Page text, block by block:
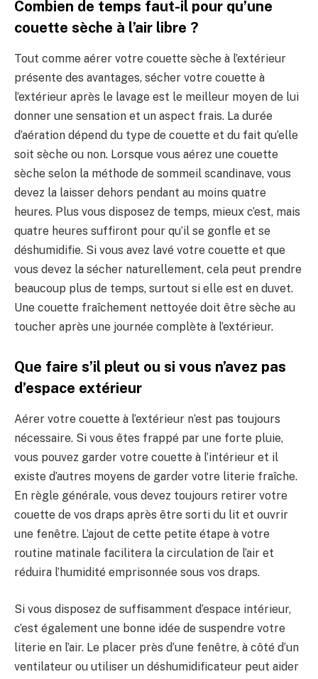
Combien de temps faut-il pour qu’une
couette sèche à l’air libre ?
Tout comme aérer votre couette sèche à l’extérieur
présente des avantages, sécher votre couette à
l’extérieur après le lavage est le meilleur moyen de lui
donner une sensation et un aspect frais. La durée
d’aération dépend du type de couette et du fait qu’elle
soit sèche ou non. Lorsque vous aérez une couette
sèche selon la méthode de sommeil scandinave, vous
devez la laisser dehors pendant au moins quatre
heures. Plus vous disposez de temps, mieux c’est, mais
quatre heures suffiront pour qu’il se gonfle et se
déshumidifie. Si vous avez lavé votre couette et que
vous devez la sécher naturellement, cela peut prendre
beaucoup plus de temps, surtout si elle est en duvet.
Une couette fraîchement nettoyée doit être sèche au
toucher après une journée complète à l’extérieur.
Que faire s’il pleut ou si vous n’avez pas
d’espace extérieur
Aérer votre couette à l’extérieur n’est pas toujours
nécessaire. Si vous êtes frappé par une forte pluie,
vous pouvez garder votre couette à l’intérieur et il
existe d’autres moyens de garder votre literie fraîche.
En règle générale, vous devez toujours retirer votre
couette de vos draps après être sorti du lit et ouvrir
une fenêtre. L’ajout de cette petite étape à votre
routine matinale facilitera la circulation de l’air et
réduira l’humidité emprisonnée sous vos draps.
Si vous disposez de suffisamment d’espace intérieur,
c’est également une bonne idée de suspendre votre
literie en l’air. Le placer près d’une fenêtre, à côté d’un
ventilateur ou utiliser un déshumidificateur peut aider